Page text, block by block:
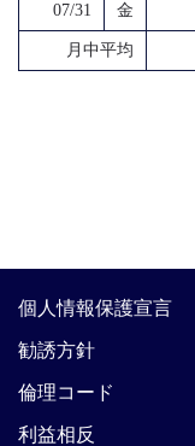
07/31 金
月中平均
個人情報保護宣言
勧誘方針
倫理コード
利益相反